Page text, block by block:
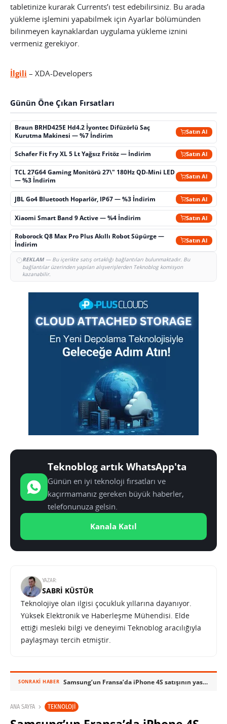
tabletinize kurarak Currents’ı test edebilirsiniz. Bu arada
yükleme işlemini yapabilmek için Ayarlar bölümünden
bilinmeyen kaynaklardan uygulama yükleme iznini
vermeniz gerekiyor.
İlgili – XDA-Developers
Günün Öne Çıkan Fırsatları
Braun BRHD425E Hd4.2 İyontec Difüzörlü Saç
Kurutma Makinesi — %7 İndirim
Satın Al
Schafer Fit Fry XL 5 Lt Yağsız Fritöz — İndirim Satın Al
TCL 27G64 Gaming Monitörü 27\" 180Hz QD-Mini LED
— %3 İndirim
Satın Al
JBL Go4 Bluetooth Hoparlör, IP67 — %3 İndirim Satın Al
Xiaomi Smart Band 9 Active — %4 İndirim Satın Al
Roborock Q8 Max Pro Plus Akıllı Robot Süpürge —
İndirim
Satın Al
REKLAM— Bu içerikte satış ortaklığı bağlantıları bulunmaktadır. Bu
bağlantılar üzerinden yapılan alışverişlerden Teknoblog komisyon
kazanabilir.
Teknoblog artık WhatsApp'ta
Günün en iyi teknoloji fırsatları ve
kaçırmamanız gereken büyük haberler,
telefonunuza gelsin.
Kanala Katıl
YAZAR:
SABRI KÜSTÜR
Teknolojiye olan ilgisi çocukluk yıllarına dayanıyor.
Yüksek Elektronik ve Haberleşme Mühendisi. Elde
ettiği mesleki bilgi ve deneyimi Teknoblog aracılığıyla
paylaşmayı tercih etmiştir.
SONRAKI HABER Samsung’un Fransa’da iPhone 4S satışının yasaklanması talebi reddedildi
ANA SAYFA TEKNOLOJI